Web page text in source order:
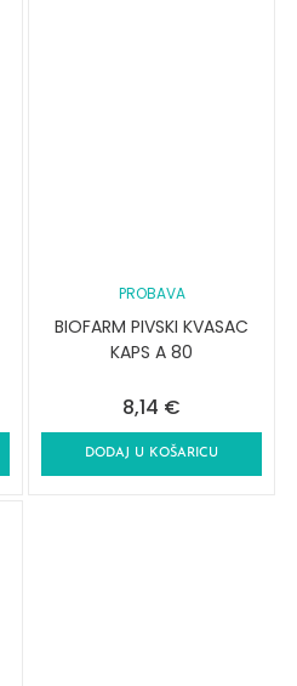
PROBAVA
BIOFARM PIVSKI KVASAC
KAPS A 80
8,14 €
DODAJ U KOŠARICU